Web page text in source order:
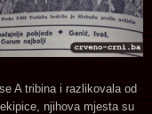
A tribina i razlikovala od
njihova mjesta su